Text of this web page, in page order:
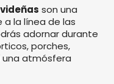
son una
la línea de las
adornar durante
porches,
una atmósfera